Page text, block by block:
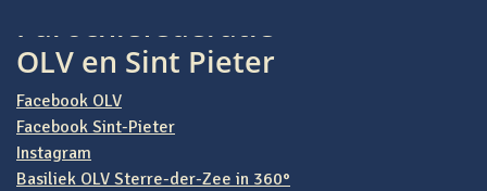
Parochiefederatie
OLV en Sint Pieter
Facebook OLV
Facebook Sint-Pieter
Instagram
Basiliek OLV Sterre-der-Zee in 360°